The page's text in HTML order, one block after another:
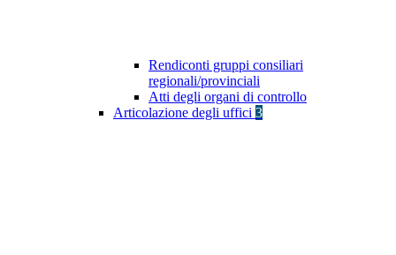
Rendiconti gruppi consiliari
regionali/provinciali
Atti degli organi di controllo
Articolazione degli uffici 3